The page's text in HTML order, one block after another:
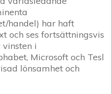
​handel) har haft
och ses fortsättningsvis
i
Microsoft och Tesl
lönsamhet och